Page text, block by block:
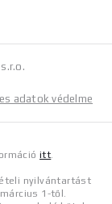
adatok védelme
itt.
nyilvántartást
1-től.